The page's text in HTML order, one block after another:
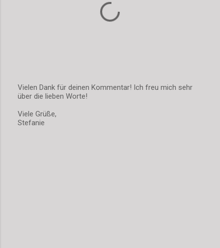
K
m
m
Vielen Dank für deinen Kommentar! Ich freu mich sehr
über die lieben Worte!
Viele Grüße,
Stefanie